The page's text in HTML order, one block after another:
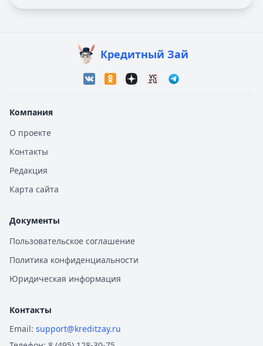
Кредитный Зай
Компания
О проекте
Контакты
Редакция
Карта сайта
Документы
Пользовательское соглашение
Политика конфиденциальности
Юридическая информация
Контакты
Email: support@kreditzay.ru